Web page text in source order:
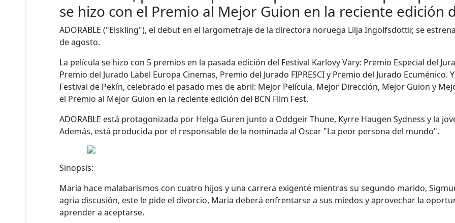
se hizo con el Premio al Mejor Guion en la reciente edición
ADORABLE ("Elskling"), el debut en el largometraje de la directora noruega Lilja Ingolfsdottir, se
de agosto.
La película se hizo con 5 premios en la pasada edición del Festival Karlovy Vary: Premio Especial del
Premio del Jurado Label Europa Cinemas, Premio del Jurado FIPRESCI y Premio del Jurado
Festival de Pekín, celebrado el pasado mes de abril: Mejor Película, Mejor Dirección, Mejor Guion y
el Premio al Mejor Guion en la reciente edición del BCN Film Fest.
ADORABLE está protagonizada por Helga Guren junto a Oddgeir Thune, Kyrre Haugen Sydness y la
Además, está producida por el responsable de la nominada al Oscar "La peor persona del mundo".
Sinopsis:
Maria hace malabarismos con cuatro hijos y una carrera exigente mientras su segundo marido,
agria discusión, este le pide el divorcio, Maria deberá enfrentarse a sus miedos y aprovechar la
aprender a aceptarse.